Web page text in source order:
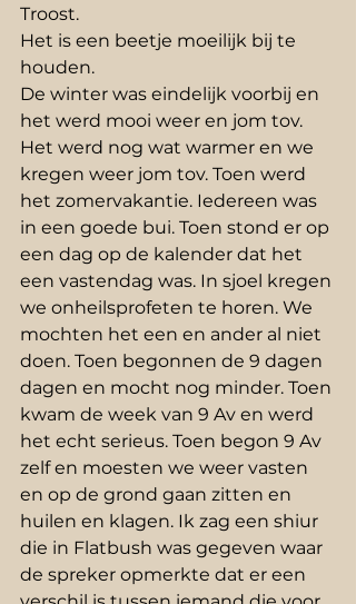
Troost.
Het is een beetje moeilijk bij te
houden.
De winter was eindelijk voorbij en
het werd mooi weer en jom tov.
Het werd nog wat warmer en we
kregen weer jom tov. Toen werd
het zomervakantie. Iedereen was
in een goede bui. Toen stond er op
een dag op de kalender dat het
een vastendag was. In sjoel kregen
we onheilsprofeten te horen. We
mochten het een en ander al niet
doen. Toen begonnen de 9 dagen
dagen en mocht nog minder. Toen
kwam de week van 9 Av en werd
het echt serieus. Toen begon 9 Av
zelf en moesten we weer vasten
en op de grond gaan zitten en
huilen en klagen. Ik zag een shiur
die in Flatbush was gegeven waar
de spreker opmerkte dat er een